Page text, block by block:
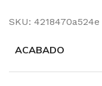
SKU: 4218470a524e
ACABADO